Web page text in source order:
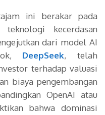
ini berakar pada
kecerdasan
dari model AI
DeepSeek, telah
terhadap valuasi
biaya pengembangan
OpenAI atau
bahwa dominasi